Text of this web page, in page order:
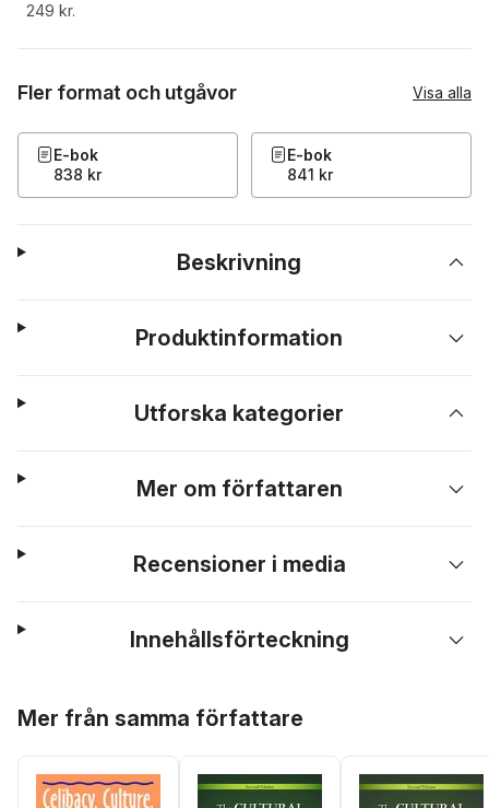
249 kr.
Fler format och utgåvor Visa alla
E-bok
838 kr
E-bok
841 kr
Beskrivning
Produktinformation
Utforska kategorier
Mer om författaren
Recensioner i media
Innehållsförteckning
Mer från samma författare